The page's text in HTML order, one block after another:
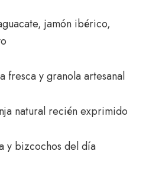
jamón ibérico,
fresca y granola artesanal
natural recién exprimido
y bizcochos del día